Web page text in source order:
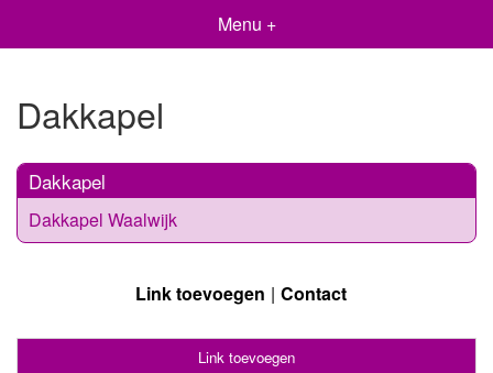
Menu +
Dakkapel
Dakkapel
Dakkapel Waalwijk
Link toevoegen Contact
Link toevoegen